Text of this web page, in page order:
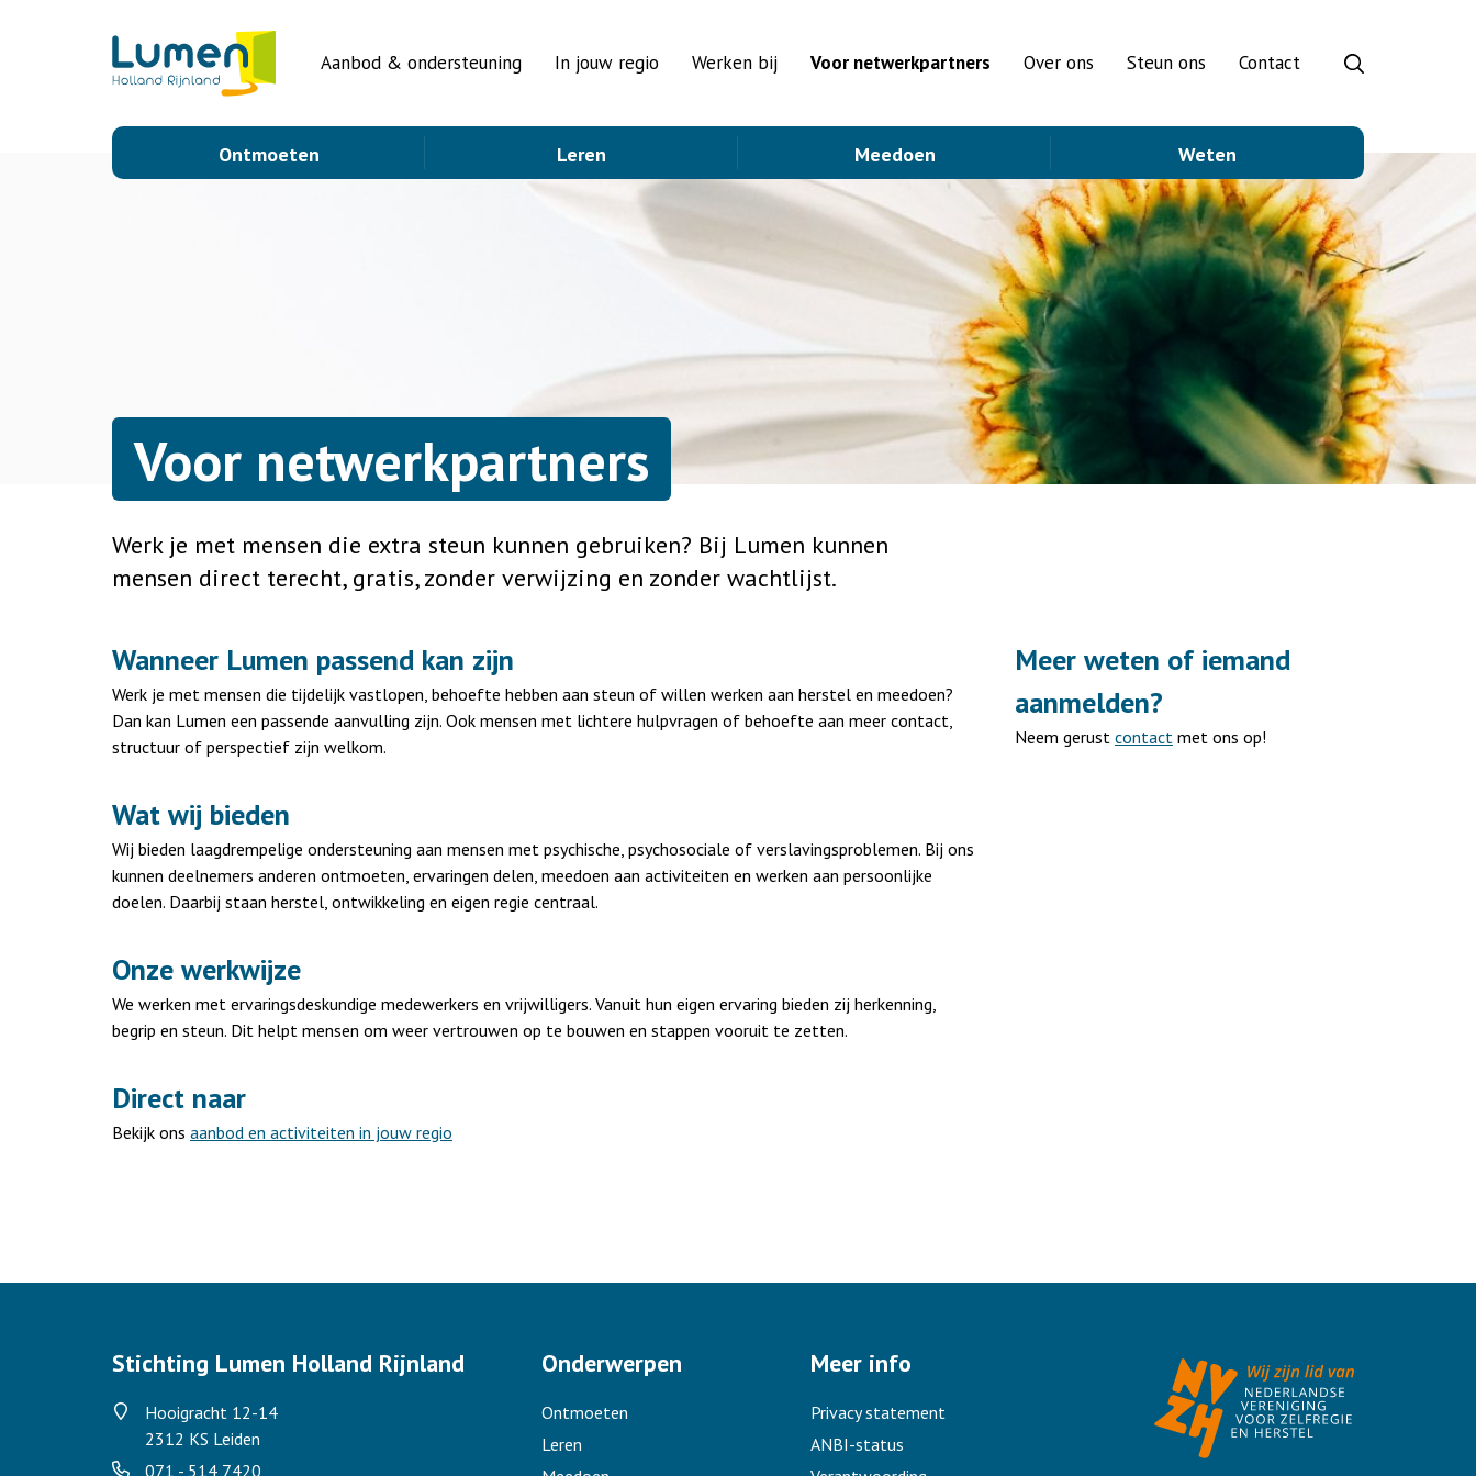
Aanbod & ondersteuning In jouw regio Werken bij Voor netwerkpartners Over ons Steun ons Contact
Ontmoeten Leren Meedoen Weten
Voor netwerkpartners
Werk je met mensen die extra steun kunnen gebruiken? Bij Lumen kunnen
mensen direct terecht, gratis, zonder verwijzing en zonder wachtlijst.
Wanneer Lumen passend kan zijn
Werk je met mensen die tijdelijk vastlopen, behoefte hebben aan steun of willen werken aan herstel en meedoen?
Dan kan Lumen een passende aanvulling zijn. Ook mensen met lichtere hulpvragen of behoefte aan meer contact,
structuur of perspectief zijn welkom.
Wat wij bieden
Wij bieden laagdrempelige ondersteuning aan mensen met psychische, psychosociale of verslavingsproblemen. Bij ons
kunnen deelnemers anderen ontmoeten, ervaringen delen, meedoen aan activiteiten en werken aan persoonlijke
doelen. Daarbij staan herstel, ontwikkeling en eigen regie centraal.
Onze werkwijze
We werken met ervaringsdeskundige medewerkers en vrijwilligers. Vanuit hun eigen ervaring bieden zij herkenning,
begrip en steun. Dit helpt mensen om weer vertrouwen op te bouwen en stappen vooruit te zetten.
Direct naar
Bekijk ons aanbod en activiteiten in jouw regio
Meer weten of iemand
aanmelden?
Neem gerust contactmet ons op!
Stichting Lumen Holland Rijnland
Hooigracht 12-14
2312 KS Leiden
071 - 514 7420
Onderwerpen
Ontmoeten
Leren
Meer info
Privacy statement
ANBI-status